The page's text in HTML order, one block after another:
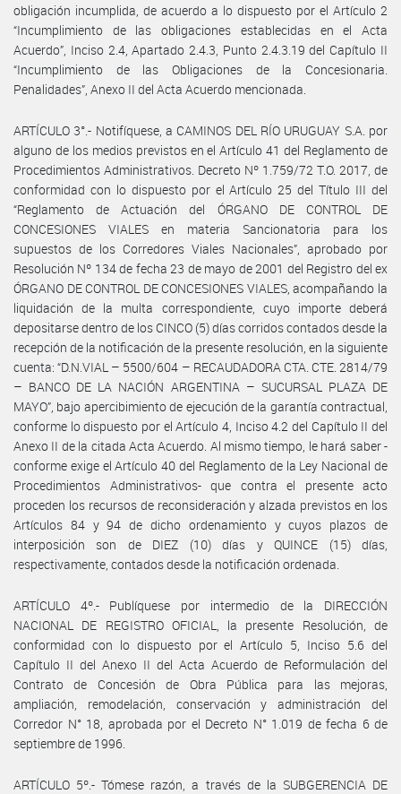
obligación incumplida, de acuerdo a lo dispuesto por el Artículo 2
“Incumplimiento de las obligaciones establecidas en el Acta
Acuerdo”, Inciso 2.4, Apartado 2.4.3, Punto 2.4.3.19 del Capítulo II
“Incumplimiento de las Obligaciones de la Concesionaria.
Penalidades”, Anexo II del Acta Acuerdo mencionada.
ARTÍCULO 3°.- Notifíquese, a CAMINOS DEL RÍO URUGUAY S.A. por
alguno de los medios previstos en el Artículo 41 del Reglamento de
Procedimientos Administrativos. Decreto Nº 1.759/72 T.O. 2017, de
conformidad con lo dispuesto por el Artículo 25 del Título III del
“Reglamento de Actuación del ÓRGANO DE CONTROL DE
CONCESIONES VIALES en materia Sancionatoria para los
supuestos de los Corredores Viales Nacionales”, aprobado por
Resolución Nº 134 de fecha 23 de mayo de 2001 del Registro del ex
ÓRGANO DE CONTROL DE CONCESIONES VIALES, acompañando la
liquidación de la multa correspondiente, cuyo importe deberá
depositarse dentro de los CINCO (5) días corridos contados desde la
recepción de la notificación de la presente resolución, en la siguiente
cuenta: “D.N.VIAL – 5500/604 – RECAUDADORA CTA. CTE. 2814/79
– BANCO DE LA NACIÓN ARGENTINA – SUCURSAL PLAZA DE
MAYO”, bajo apercibimiento de ejecución de la garantía contractual,
conforme lo dispuesto por el Artículo 4, Inciso 4.2 del Capítulo II del
Anexo II de la citada Acta Acuerdo. Al mismo tiempo, le hará saber -
conforme exige el Artículo 40 del Reglamento de la Ley Nacional de
Procedimientos Administrativos- que contra el presente acto
proceden los recursos de reconsideración y alzada previstos en los
Artículos 84 y 94 de dicho ordenamiento y cuyos plazos de
interposición son de DIEZ (10) días y QUINCE (15) días,
respectivamente, contados desde la notificación ordenada.
ARTÍCULO 4º.- Publíquese por intermedio de la DIRECCIÓN
NACIONAL DE REGISTRO OFICIAL, la presente Resolución, de
conformidad con lo dispuesto por el Artículo 5, Inciso 5.6 del
Capítulo II del Anexo II del Acta Acuerdo de Reformulación del
Contrato de Concesión de Obra Pública para las mejoras,
ampliación, remodelación, conservación y administración del
Corredor N° 18, aprobada por el Decreto N° 1.019 de fecha 6 de
septiembre de 1996.
ARTÍCULO 5º.- Tómese razón, a través de la SUBGERENCIA DE